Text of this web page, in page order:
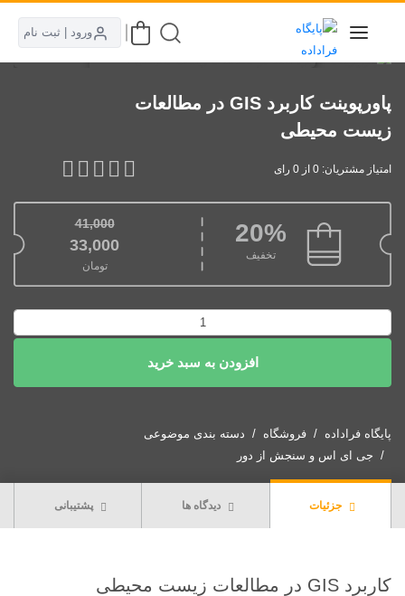
ورود | ثبت نام
پاورپوینت کاربرد GIS در مطالعات
زیست محیطی
امتیاز مشتریان: 0 از 0 رای
20%
تخفیف
41,000
قیمت اصلی: 41,000تومان بود.
33,000
تومان
قیمت فعلی: 33,000تومان.
کاربرد
در
زیست
محیطی
افزودن به سبد خرید
پایگاه فراداده فروشگاه
دسته بندی موضوعی
جی ای اس و سنجش از دور
جزئیات دیدگاه ها پشتیبانی
کاربرد GIS در مطالعات زیست محیطی